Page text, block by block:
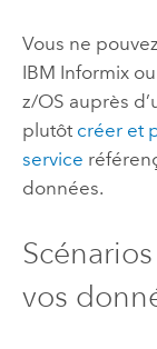
Vous ne
IBM Informixou
z/OS auprès
plutôt créer et
service
données.
vos